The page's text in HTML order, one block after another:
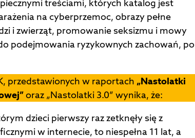
treściami, których katalog jest
na cyberprzemoc, obrazy pełne
i zwierząt, promowanie seksizmu i mowy
podejmowania ryzykownych zachowań, po
przedstawionych w raportach „Nastolatki
oraz „Nastolatki 3.0” wynika, że:
dzieci pierwszy raz zetknęły się z
w internecie, to niespełna 11 lat, a